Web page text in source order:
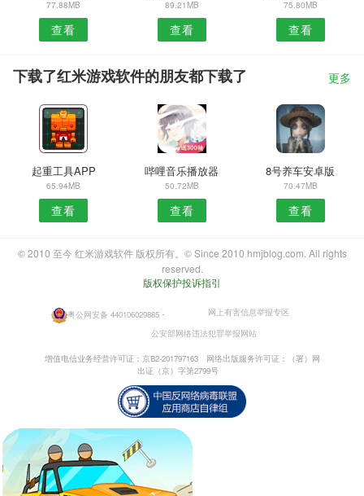
77.88MB
查看
89.21MB
查看
75.80MB
查看
下载了红米游戏软件的朋友都下载了 更多
起重工具APP
65.94MB
查看
哔哩音乐播放器
50.72MB
查看
8号养车安卓版
70.47MB
查看
© 2010 至今 红米游戏软件 版权所有。© Since 2010 hmjblog.com. All rights
reserved.
版权保护投诉指引
粤公网安备 440106029885・
网上有害信息举报专区
公安部网络违法犯罪举报网站
增值电信业务经营许可证：京B2-201797163
网络出版服务许可证：（署）网
出证（京）字第2799号